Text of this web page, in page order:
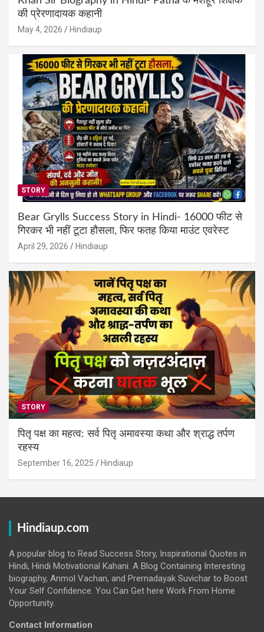
की प्रेरणादायक कहानी
May 4, 2026 Hindiaup
STORY
Bear Grylls Success Story in Hindi- 16000 फीट से
गिरकर भी नहीं टूटा हौसला, फिर फतह किया माउंट एवरेस्ट
April 29, 2026 Hindiaup
STORY
पितृ पक्ष का महत्व: सर्व पितृ अमावस्या कथा और श्राद्ध तर्पण
रहस्य
September 16, 2025 Hindiaup
Hindiaup.com
A popular blog to Read Success Story, Inspirational Quotes in
Hindi, Hindi Motivational Kahani. A Blog Containing Interesting
biography, Anmol Vachan, and Prernadayak Suvichar to Boost
Your Self Confidence. You Can Get here Work From Home
Opportunity.
Contact Information